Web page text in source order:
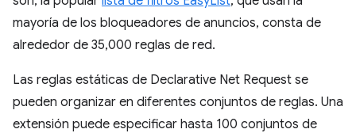
mayoría de los bloqueadores de anuncios, consta de
alrededor de 35,000 reglas de red.
Las reglas estáticas de Declarative Net Request se
pueden organizar en diferentes conjuntos de reglas. Una
extensión puede especificar hasta 100 conjuntos de